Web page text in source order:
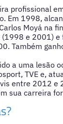
profissional
Em 1998,
Moyá na
e 2001)
Também
a uma lesão
TVE e,
entre 2012
sua carreira